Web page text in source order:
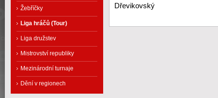
Dřevikovský
Žebříčky
Liga hráčů (Tour)
Liga družstev
Mistrovství republiky
Mezinárodní turnaje
Dění v regionech